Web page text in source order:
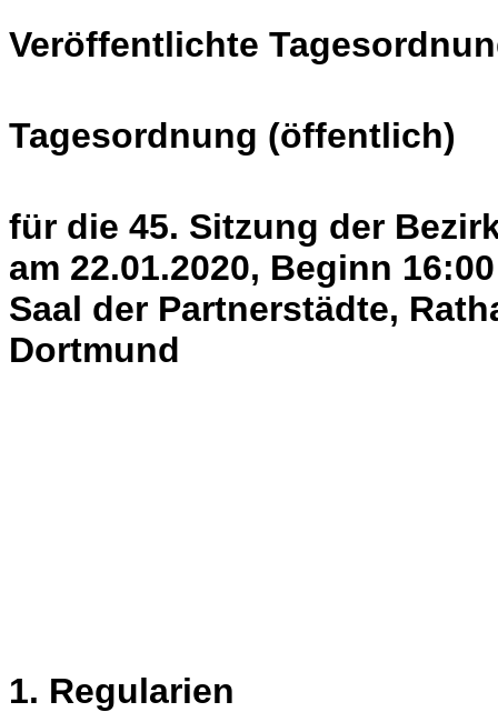
Veröffentlichte
Tagesordnung (öffentlich)
für die 45. Sitzung der
am 22.01.2020, Beginn
Saal der Partnerstädte,
Dortmund
1. Regularien